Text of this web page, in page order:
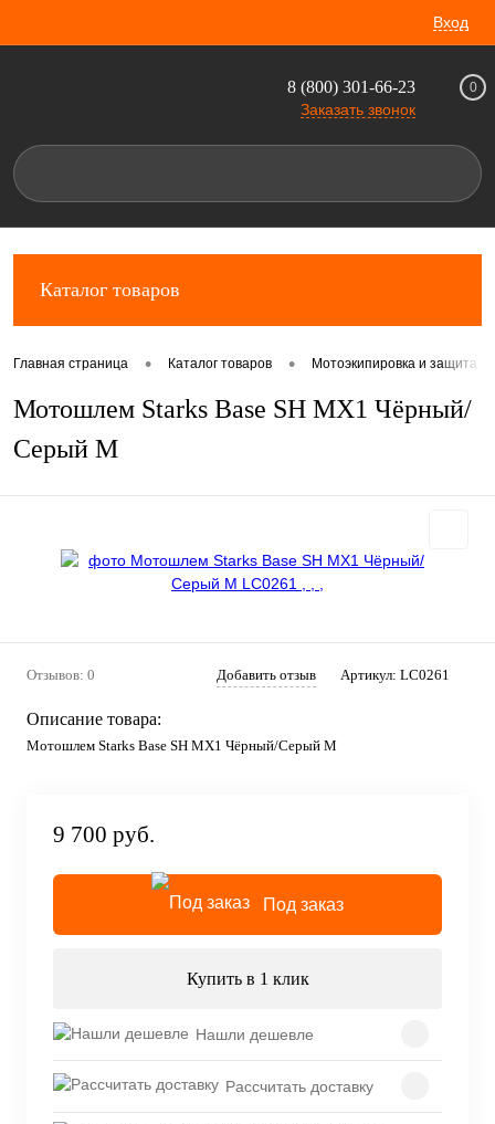
Вход
8 (800) 301-66-23
Заказать звонок
0
Каталог товаров
Главная страница • Каталог товаров • Мотоэкипировка и защита
Мотошлем Starks Base SH MX1 Чёрный/
Серый M
Отзывов: 0 Добавить отзыв Артикул: LC0261
Описание товара:
Мотошлем Starks Base SH MX1 Чёрный/Серый M
9 700 руб.
Под заказ
Купить в 1 клик
Нашли дешевле
Рассчитать доставку